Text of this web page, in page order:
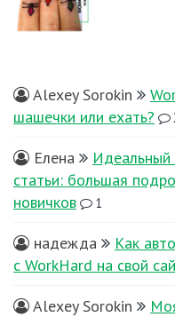
Alexey Sorokin
шашечки или ехать?
Елена
статьи: большая
новичков
1
надежда
Как
с WorkHard на свой
Alexey Sorokin